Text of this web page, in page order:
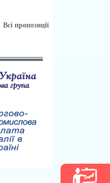
Всі пропозиції